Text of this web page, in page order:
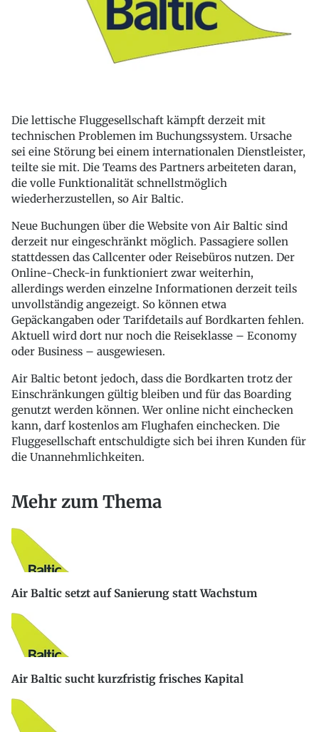
Die lettische Fluggesellschaft kämpft derzeit mit
technischen Problemen im Buchungssystem. Ursache
sei eine Störung bei einem internationalen Dienstleister,
teilte sie mit. Die Teams des Partners arbeiteten daran,
die volle Funktionalität schnellstmöglich
wiederherzustellen, so Air Baltic.
Neue Buchungen über die Website von Air Baltic sind
derzeit nur eingeschränkt möglich. Passagiere sollen
stattdessen das Callcenter oder Reisebüros nutzen. Der
Online-Check-in funktioniert zwar weiterhin,
allerdings werden einzelne Informationen derzeit teils
unvollständig angezeigt. So können etwa
Gepäckangaben oder Tarifdetails auf Bordkarten fehlen.
Aktuell wird dort nur noch die Reiseklasse – Economy
oder Business – ausgewiesen.
Air Baltic betont jedoch, dass die Bordkarten trotz der
Einschränkungen gültig bleiben und für das Boarding
genutzt werden können. Wer online nicht einchecken
kann, darf kostenlos am Flughafen einchecken. Die
Fluggesellschaft entschuldigte sich bei ihren Kunden für
die Unannehmlichkeiten.
Mehr zum Thema
Air Baltic setzt auf Sanierung statt Wachstum
Air Baltic sucht kurzfristig frisches Kapital